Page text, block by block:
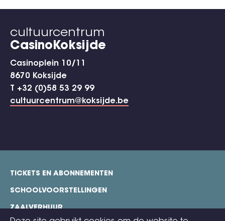
cultuurcentrum
CasinoKoksijde
Casinoplein 10/11
8670 Koksijde
T +32 (0)58 53 29 99
cultuurcentrum@koksijde.be
footer
TICKETS EN ABONNEMENTEN
SCHOOLVOORSTELLINGEN
ZAALVERHUUR